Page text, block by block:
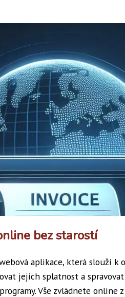
bez starostí
aplikace, která slouží k
jejich splatnost a
Vše zvládnete online